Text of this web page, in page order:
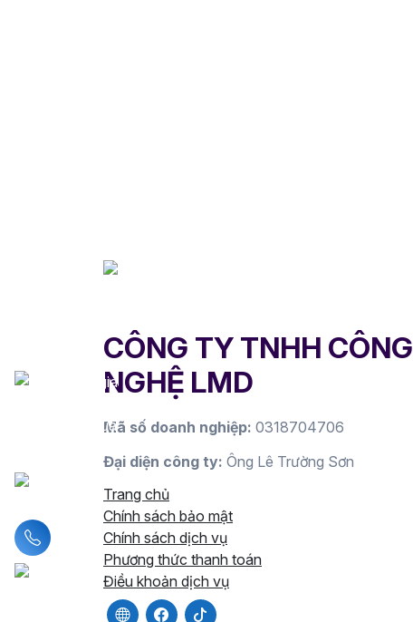
CÔNG TY TNHH CÔNG
NGHỆ LMD
Mã số doanh nghiệp: 0318704706
Đại diện công ty: Ông Lê Trường Sơn
Trang chủ
Chính sách bảo mật
Chính sách dịch vụ
Phương thức thanh toán
Điều khoản dịch vụ
Liên hệ hotline